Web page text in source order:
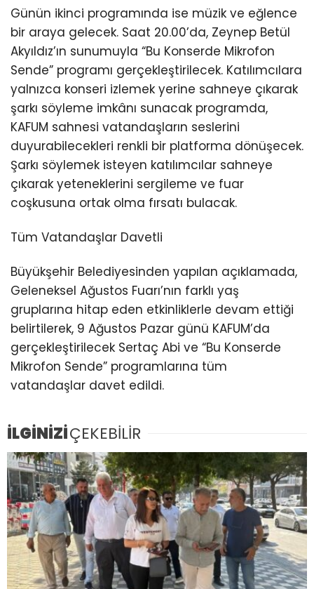
Günün ikinci programında ise müzik ve eğlence
bir araya gelecek. Saat 20.00’da, Zeynep Betül
Akyıldız’ın sunumuyla “Bu Konserde Mikrofon
Sende” programı gerçekleştirilecek. Katılımcılara
yalnızca konseri izlemek yerine sahneye çıkarak
şarkı söyleme imkânı sunacak programda,
KAFUM sahnesi vatandaşların seslerini
duyurabilecekleri renkli bir platforma dönüşecek.
Şarkı söylemek isteyen katılımcılar sahneye
çıkarak yeteneklerini sergileme ve fuar
coşkusuna ortak olma fırsatı bulacak.
Tüm Vatandaşlar Davetli
Büyükşehir Belediyesinden yapılan açıklamada,
Geleneksel Ağustos Fuarı’nın farklı yaş
gruplarına hitap eden etkinliklerle devam ettiği
belirtilerek, 9 Ağustos Pazar günü KAFUM’da
gerçekleştirilecek Sertaç Abi ve “Bu Konserde
Mikrofon Sende” programlarına tüm
vatandaşlar davet edildi.
İLGİNİZİÇEKEBİLİR